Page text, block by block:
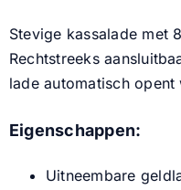
Stevige kassalade met
Rechtstreeks
lade automatisch
Eigenschappen:
Uitneembare